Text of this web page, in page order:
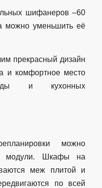
шифанеров –60
можно уменьшить её
прекрасный дизайн
и комфортное место
и кухонных
можно
модули. Шкафы на
меж плитой и
по всей